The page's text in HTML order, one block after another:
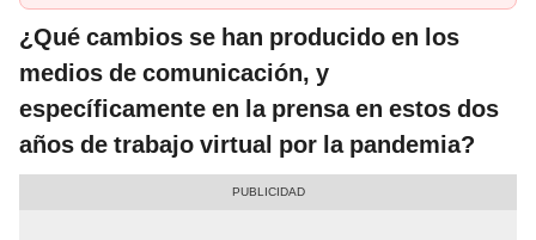
¿Qué cambios se han producido en los
medios de comunicación, y
específicamente en la prensa en estos dos
años de trabajo virtual por la pandemia?